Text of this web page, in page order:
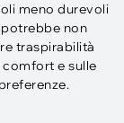
meno durevoli
potrebbe non
traspirabilità
e sulle